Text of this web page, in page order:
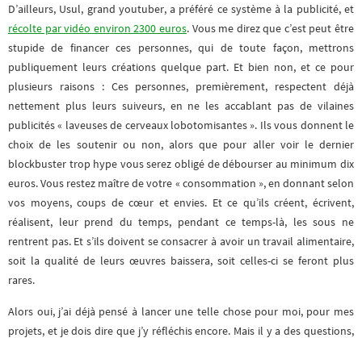
D’ailleurs, Usul, grand youtuber, a préféré ce système à la publicité, et
récolte par vidéo environ 2300 euros. Vous me direz que c’est peut être
stupide de financer ces personnes, qui de toute façon, mettrons
publiquement leurs créations quelque part. Et bien non, et ce pour
plusieurs raisons : Ces personnes, premièrement, respectent déjà
nettement plus leurs suiveurs, en ne les accablant pas de vilaines
publicités « laveuses de cerveaux lobotomisantes ». Ils vous donnent le
choix de les soutenir ou non, alors que pour aller voir le dernier
blockbuster trop hype vous serez obligé de débourser au minimum dix
euros. Vous restez maître de votre « consommation », en donnant selon
vos moyens, coups de cœur et envies. Et ce qu’ils créent, écrivent,
réalisent, leur prend du temps, pendant ce temps-là, les sous ne
rentrent pas. Et s’ils doivent se consacrer à avoir un travail alimentaire,
soit la qualité de leurs œuvres baissera, soit celles-ci se feront plus
rares.
Alors oui, j’ai déjà pensé à lancer une telle chose pour moi, pour mes
projets, et je dois dire que j’y réfléchis encore. Mais il y a des questions,